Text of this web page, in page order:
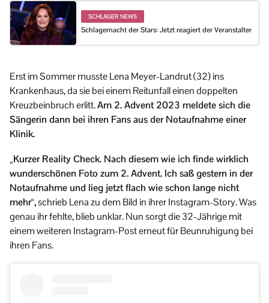
SCHLAGER NEWS
Schlagernacht der Stars: Jetzt reagiert der Veranstalter
Erst im Sommer musste Lena Meyer-Landrut (32) ins
Krankenhaus, da sie bei einem Reitunfall einen doppelten
Kreuzbeinbruch erlitt.Am 2. Advent 2023 meldete sich die
Sängerin dann bei ihren Fans aus der Notaufnahme einer
Klinik.
„Kurzer Reality Check. Nach diesem wie ich finde wirklich
wunderschönen Foto zum 2. Advent. Ich saß gestern in der
Notaufnahme und lieg jetzt flach wie schon lange nicht
mehr“,schrieb Lena zu dem Bild in ihrer Instagram-Story. Was
genau ihr fehlte, blieb unklar. Nun sorgt die 32-Jährige mit
einem weiteren Instagram-Post erneut für Beunruhigung bei
ihren Fans.